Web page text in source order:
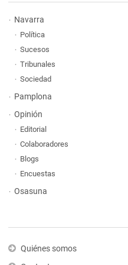
Navarra
Política
Sucesos
Tribunales
Sociedad
Pamplona
Opinión
Editorial
Colaboradores
Blogs
Encuestas
Osasuna
Quiénes somos